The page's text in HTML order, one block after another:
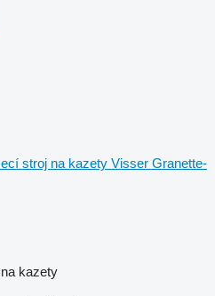
stroj na kazety Visser Granette-
kazety